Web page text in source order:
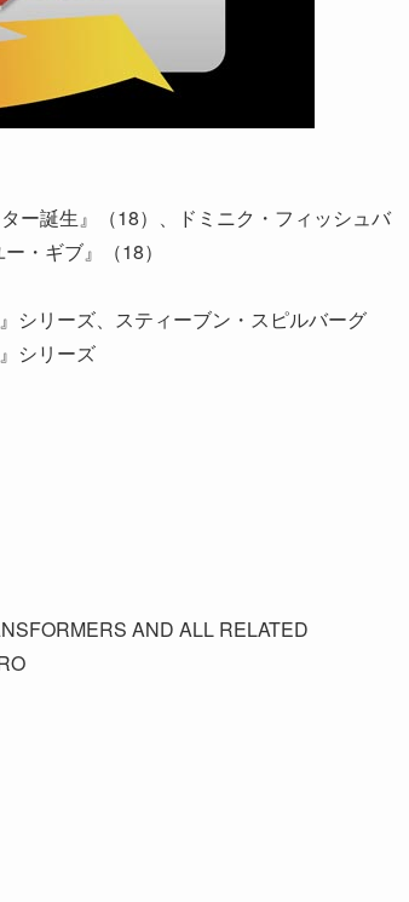
ー誕生』（18）、ドミニク・フィッシュバ
・ギブ』（18）
シリーズ、スティーブン・スピルバーグ
シリーズ
AND ALL RELATED